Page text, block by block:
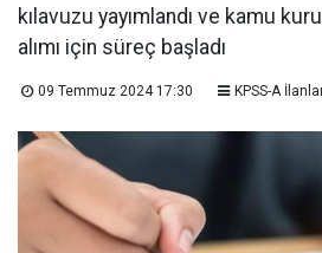
kılavuzu yayımlandı ve kamu
alımı için süreç başladı
09 Temmuz 2024 17:30 KPSS-A